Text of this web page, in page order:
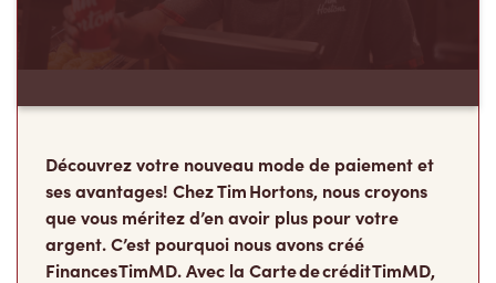
Découvrez votre nouveau mode de paiement et
ses avantages! Chez Tim Hortons, nous croyons
que vous méritez d’en avoir plus pour votre
argent. C’est pourquoi nous avons créé
Finances TimMD. Avec la Carte de crédit TimMD,